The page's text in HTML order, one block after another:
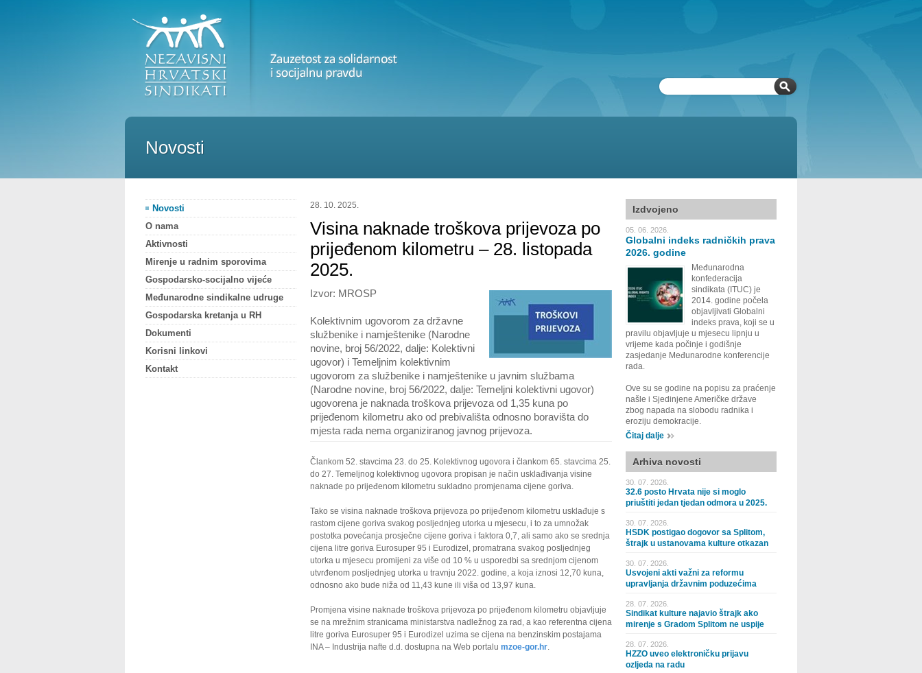
Novosti
28. 10. 2025.
Visina naknade troškova prijevoza po
prijeđenom kilometru – 28. listopada
2025.
Izvor: MROSP
Kolektivnim ugovorom za državne
službenike i namještenike (Narodne
novine, broj 56/2022, dalje: Kolektivni
ugovor) i Temeljnim kolektivnim
ugovorom za službenike i namještenike u javnim službama
(Narodne novine, broj 56/2022, dalje: Temeljni kolektivni ugovor)
ugovorena je naknada troškova prijevoza od 1,35 kuna po
prijeđenom kilometru ako od prebivališta odnosno boravišta do
mjesta rada nema organiziranog javnog prijevoza.
Člankom 52. stavcima 23. do 25. Kolektivnog ugovora i člankom 65. stavcima 25.
do 27. Temeljnog kolektivnog ugovora propisan je način usklađivanja visine
naknade po prijeđenom kilometru sukladno promjenama cijene goriva.
Tako se visina naknade troškova prijevoza po prijeđenom kilometru usklađuje s
rastom cijene goriva svakog posljednjeg utorka u mjesecu, i to za umnožak
postotka povećanja prosječne cijene goriva i faktora 0,7, ali samo ako se srednja
cijena litre goriva Eurosuper 95 i Eurodizel, promatrana svakog posljednjeg
utorka u mjesecu promijeni za više od 10 % u usporedbi sa srednjom cijenom
utvrđenom posljednjeg utorka u travnju 2022. godine, a koja iznosi 12,70 kuna,
odnosno ako bude niža od 11,43 kune ili viša od 13,97 kuna.
Promjena visine naknade troškova prijevoza po prijeđenom kilometru objavljuje
se na mrežnim stranicama ministarstva nadležnog za rad, a kao referentna cijena
litre goriva Eurosuper 95 i Eurodizel uzima se cijena na benzinskim postajama
INA – Industrija nafte d.d. dostupna na Web portalu mzoe-gor.hr.
Novosti
O nama
Aktivnosti
Mirenje u radnim sporovima
Gospodarsko-socijalno vijeće
Međunarodne sindikalne udruge
Gospodarska kretanja u RH
Dokumenti
Korisni linkovi
Kontakt
Izdvojeno
05. 06. 2026.
Globalni indeks radničkih prava
2026. godine
Međunarodna
konfederacija
sindikata (ITUC) je
2014. godine počela
objavljivati Globalni
indeks prava, koji se u
pravilu objavljuje u mjesecu lipnju u
vrijeme kada počinje i godišnje
zasjedanje Međunarodne konferencije
rada.
Ove su se godine na popisu za praćenje
našle i Sjedinjene Američke države
zbog napada na slobodu radnika i
eroziju demokracije.
Čitaj dalje
Arhiva novosti
30. 07. 2026.
32.6 posto Hrvata nije si moglo
priuštiti jedan tjedan odmora u 2025.
30. 07. 2026.
HSDK postigao dogovor sa Splitom,
štrajk u ustanovama kulture otkazan
30. 07. 2026.
Usvojeni akti važni za reformu
upravljanja državnim poduzećima
28. 07. 2026.
Sindikat kulture najavio štrajk ako
mirenje s Gradom Splitom ne uspije
28. 07. 2026.
HZZO uveo elektroničku prijavu
ozljeda na radu